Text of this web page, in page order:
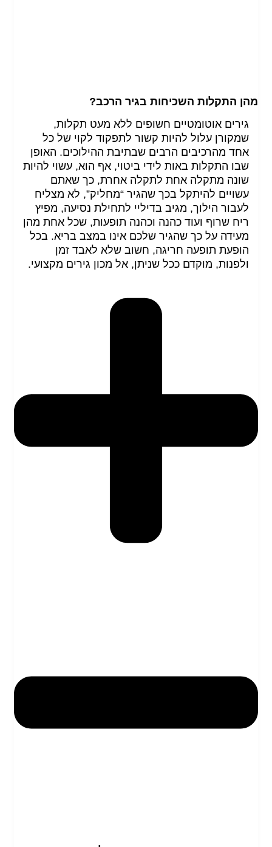
מהן התקלות השכיחות בגיר הרכב?
גירים אוטומטיים חשופים ללא מעט תקלות,
שמקורן עלול להיות קשור לתפקוד לקוי של כל
אחד מהרכיבים הרבים שבתיבת ההילוכים. האופן
שבו התקלות באות לידי ביטוי, אף הוא, עשוי להיות
שונה מתקלה אחת לתקלה אחרת, כך שאתם
עשויים להיתקל בכך שהגיר “מחליק”, לא מצליח
לעבור הילוך, מגיב בדיליי לתחילת נסיעה, מפיץ
ריח שרוף ועוד כהנה וכהנה תופעות, שכל אחת מהן
מעידה על כך שהגיר שלכם אינו במצב בריא. בכל
הופעת תופעה חריגה, חשוב שלא לאבד זמן
ולפנות, מוקדם ככל שניתן, אל מכון גירים מקצועי.